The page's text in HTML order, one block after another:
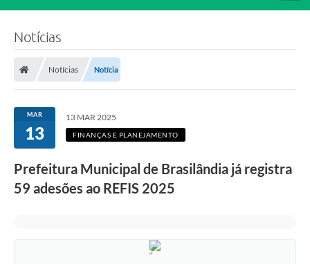
Transparência
Câmara Municipal
e-SIC
Notícias
Notícias Notícia
MAR
13
13 MAR 2025
FINANÇAS E PLANEJAMENTO
Prefeitura Municipal de Brasilândia já registra
59 adesões ao REFIS 2025